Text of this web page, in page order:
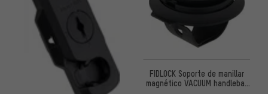
FIDLOCK Soporte de manillar
magnético VACUUM handlebar